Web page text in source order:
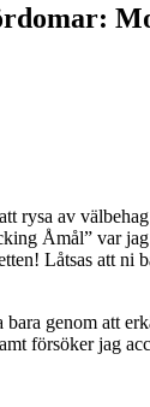
rysa av
Åmål” var
Låtsas att
genom att
försöker jag